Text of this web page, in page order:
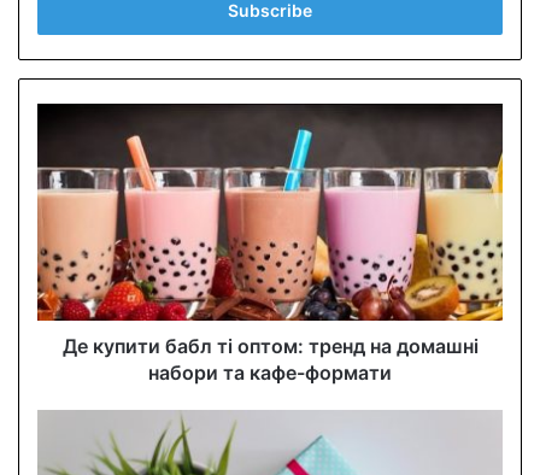
r
y
E
m
l
a
d
s
Де купити бабл ті оптом: тренд на домашні
набори та кафе-формати